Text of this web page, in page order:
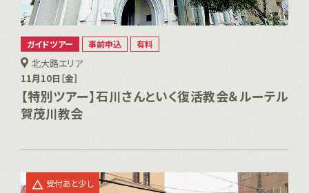
ガイドツアー 事前申込 有料
北大路エリア
11月10日［金］
【特別ツアー】石川さんといく復活教会＆ルーテル
賀茂川教会
受付あと少し